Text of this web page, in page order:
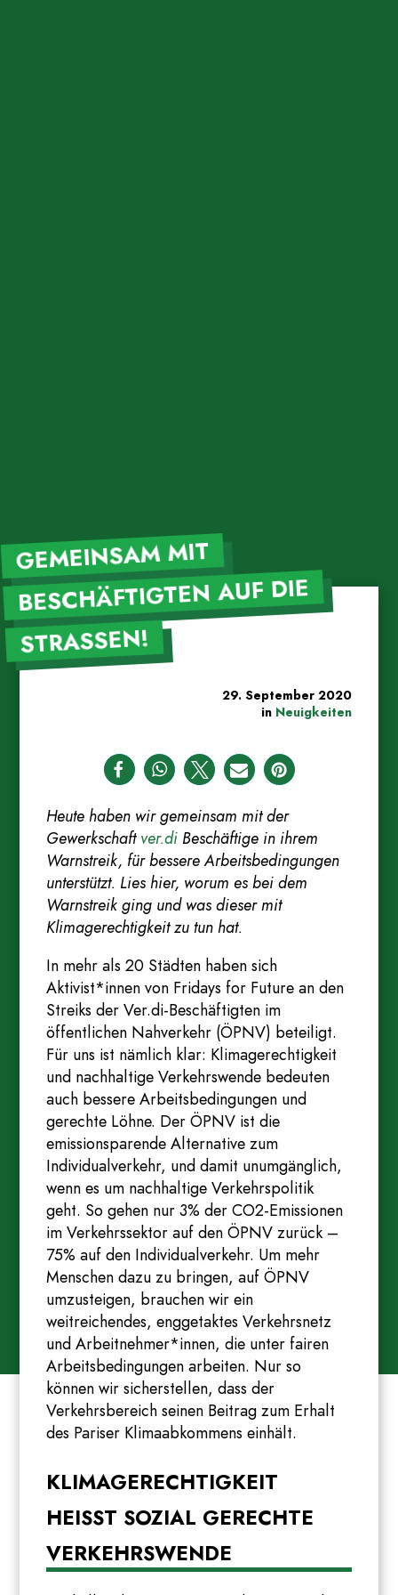
GEMEINSAM MIT
BESCHÄFTIGTEN AUF DIE
STRASSEN!
29. September 2020
in Neuigkeiten
Heute haben wir gemeinsam mit der
Gewerkschaftver.di Beschäftige in ihrem
Warnstreik, für bessere Arbeitsbedingungen
unterstützt. Lies hier, worum es bei dem
Warnstreik ging und was dieser mit
Klimagerechtigkeit zu tun hat.
In mehr als 20 Städten haben sich
Aktivist*innen von Fridays for Future an den
Streiks der Ver.di-Beschäftigten im
öffentlichen Nahverkehr (ÖPNV) beteiligt.
Für uns ist nämlich klar: Klimagerechtigkeit
und nachhaltige Verkehrswende bedeuten
auch bessere Arbeitsbedingungen und
gerechte Löhne. Der ÖPNV ist die
emissionsparende Alternative zum
Individualverkehr, und damit unumgänglich,
wenn es um nachhaltige Verkehrspolitik
geht. So gehen nur 3% der CO2-Emissionen
im Verkehrssektor auf den ÖPNV zurück –
75% auf den Individualverkehr. Um mehr
Menschen dazu zu bringen, auf ÖPNV
umzusteigen, brauchen wir ein
weitreichendes, enggetaktes Verkehrsnetz
und Arbeitnehmer*innen, die unter fairen
Arbeitsbedingungen arbeiten. Nur so
können wir sicherstellen, dass der
Verkehrsbereich seinen Beitrag zum Erhalt
des Pariser Klimaabkommens einhält.
KLIMAGERECHTIGKEIT
HEISST SOZIAL GERECHTE V
ERKEHRSWENDE